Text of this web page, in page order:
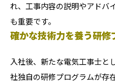
れ、工事内容の説明やアドバ
も重要です。
確かな技術力を養う研修
入社後、新たな電気工事士と
社独自の研修プログラムが存